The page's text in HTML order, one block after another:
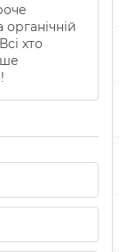
хто